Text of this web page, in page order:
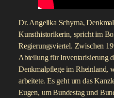
Dr. Angelika Schyma,
Kunsthistorikerin, spricht im
Regierungsviertel. Zwischen
Abteilung für Inventarisierung
Denkmalpflege im Rheinland,
arbeitete. Es geht um das
Eugen, um Bundestag und